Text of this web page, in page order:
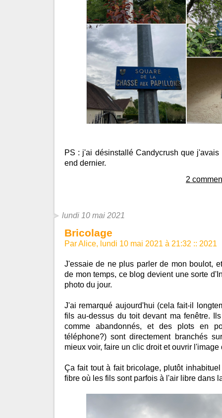
PS : j'ai désinstallé Candycrush que
end dernier.
2
lundi 10 mai 2021
Bricolage
Par Alice, lundi 10 mai 2021 à 21:32 :: 2021
J'essaie de ne plus parler de mon boulot,
de mon temps, ce blog devient une sorte
photo du jour.
J'ai remarqué aujourd'hui (cela fait-il
fils au-dessus du toit devant ma fenêtre.
comme abandonnés, et des plots en
téléphone?) sont directement branchés
mieux voir, faire un clic droit et ouvrir
Ça fait tout à fait bricolage, plutôt
fibre où les fils sont parfois à l'air libre dans